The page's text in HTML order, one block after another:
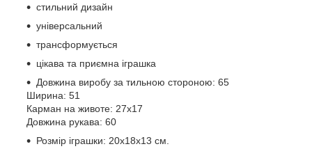
стильний дизайн
універсальний
трансформується
цікава та приємна іграшка
Довжина виробу за тильною стороною: 65
Ширина: 51
Карман на животе: 27х17
Довжина рукава: 60
Розмір іграшки: 20х18х13 см.